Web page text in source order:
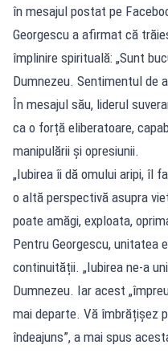
în mesajul postat pe
Georgescu a afirmat că
împlinire spirituală: „Sunt
Dumnezeu. Sentimentul de
În mesajul său, liderul
ca o forță eliberatoare,
manipulării și opresiunii.
„Iubirea îi dă omului aripi, îl
o altă perspectivă asupra
poate amăgi, exploata,
Pentru Georgescu, unitatea
continuității. „Iubirea ne-a
Dumnezeu. Iar acest
mai departe. Vă îmbrățișez
îndeajuns”, a mai spus